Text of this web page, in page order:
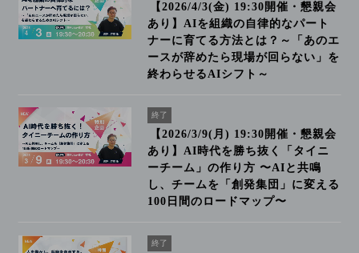
【2026/4/3(金) 19:30開催・懇親会
あり】AIを組織の自律的なパート
ナーに育てる方法とは？～「あのエ
ースが辞めたら現場が回らない」を
終わらせるAIシフト～
終了
【2026/3/9(月) 19:30開催・懇親会
あり】AI時代を勝ち抜く「タイニ
ーチーム」の作り方 〜AIと共鳴
し、チームを「創発集団」に変える
100日間のロードマップ〜
終了